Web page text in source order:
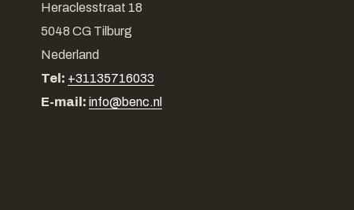
Heraclesstraat 18
5048 CG Tilburg
Nederland
Tel: +31135716033
E-mail: info@benc.nl